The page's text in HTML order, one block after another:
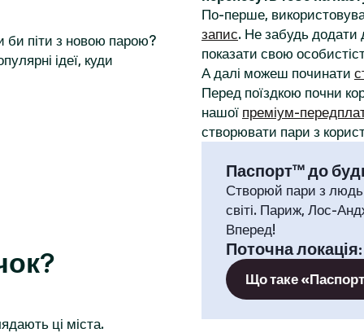
би піти з новою парою?
ідеї, куди
ці міста.
По-перше,
запис. Не забудь додати
показати свою
А далі можеш починати
Перед поїздкою почни
нашої преміум-
створювати пари з
Паспорт™ до
Створюй пари з
світі. Париж, Лос-
Вперед!
Поточна локація
Що таке